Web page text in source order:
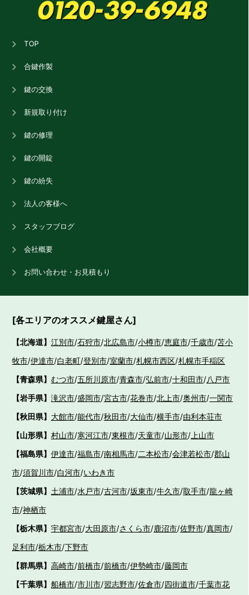
TOP
合鍵作製
鍵の交換
新規取り付け
鍵の修理
鍵の開錠
鍵の紛失
法人の客様へ
スタッフブログ
会社概要
お問い合わせ・お見積もり
[各エリアのオススメ鍵屋さん]
【北海道】 江別市/石狩市/北広島市/小樽市/恵庭市/千歳市/苫小
牧市/伊達市/白老町/登別市/室蘭市/札幌市西区/札幌市手稲区
【青森県】 むつ市/五所川原市/青森市/弘前市/十和田市/八戸市
【岩手県】 滝沢市/盛岡市/宮古市/花巻市/北上市/奥州市/一関市
【秋田県】 大館市/能代市/秋田市/大仙市/横手市/由利本荘市
【山形県】 村山市/寒河江市/東根市/天童市/山形市/上山市
【福島県】 伊達市/福島市/南相馬市/二本松市/会津若松市/郡山
市/須賀川市/白河市/いわき市
【茨城県】 土浦市/水戸市/古河市/坂東市/牛久市/取手市/龍ヶ崎
市/神栖市
【栃木県】 宇都宮市/大田原市/さくら市/鹿沼市/佐野市/真岡市/
足利市/栃木市/下野市
【群馬県】 高崎市/前橋市/前橋市/伊勢崎市/藤岡市
【千葉県】 船橋市/市川市/習志野市/佐倉市/四街道市/千葉市花